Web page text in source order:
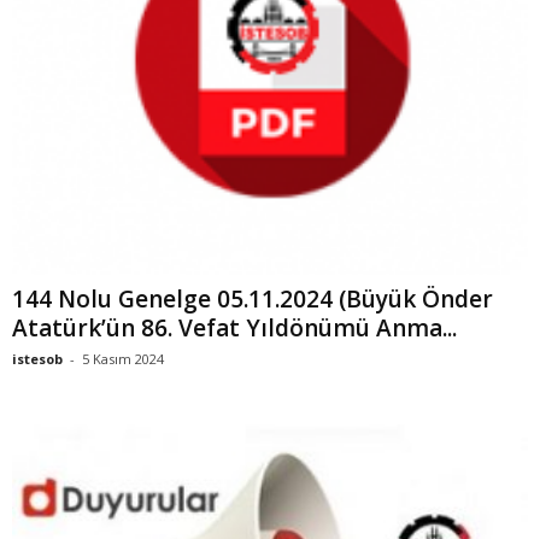
144 Nolu Genelge 05.11.2024 (Büyük Önder
Atatürk’ün 86. Vefat Yıldönümü Anma...
istesob - 5 Kasım 2024